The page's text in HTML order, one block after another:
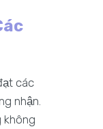
các
nhận.
không